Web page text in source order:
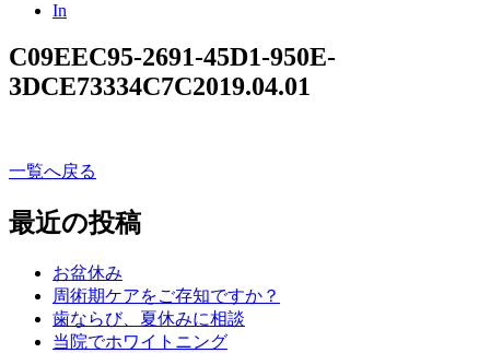
In
C09EEC95-2691-45D1-950E-
3DCE73334C7C2019.04.01
一覧へ戻る
最近の投稿
お盆休み
周術期ケアをご存知ですか？
歯ならび、夏休みに相談
当院でホワイトニング